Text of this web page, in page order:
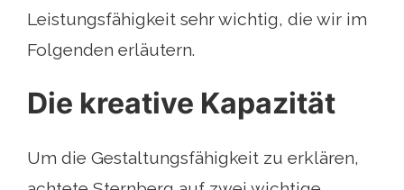
Leistungsfähigkeit sehr wichtig, die wir im
Folgenden erläutern.
Die kreative Kapazität
Um die Gestaltungsfähigkeit zu erklären,